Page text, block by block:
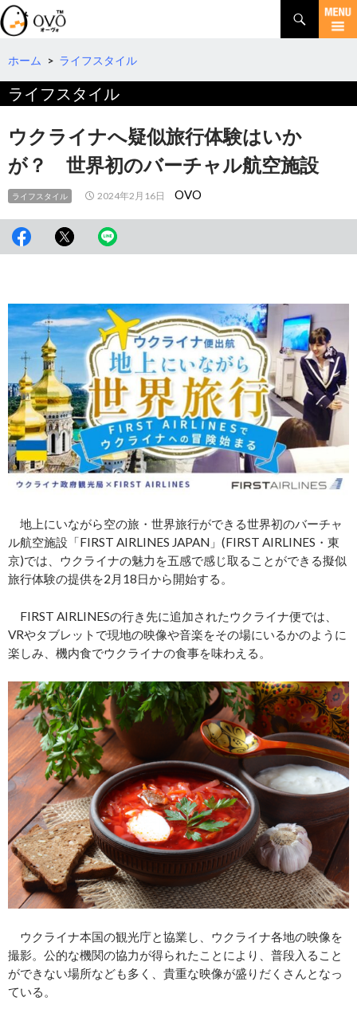
検
索
コ
テ
ツ
へ
ホーム > ライフスタイル
ライフスタイル
ウクライナへ疑似旅行体験はいか
が？ 世界初のバーチャル航空施設
ライフスタイル 2024年2月16日 OVO
地上にいながら空の旅・世界旅行ができる世界初のバーチャ
ル航空施設「FIRST AIRLINES JAPAN」(FIRST AIRLINES・東
京)では、ウクライナの魅力を五感で感じ取ることができる擬似
旅行体験の提供を2月18日から開始する。
FIRST AIRLINESの行き先に追加されたウクライナ便では、
VRやタブレットで現地の映像や音楽をその場にいるかのように
楽しみ、機内食でウクライナの食事を味わえる。
ウクライナ本国の観光庁と協業し、ウクライナ各地の映像を
撮影。公的な機関の協力が得られたことにより、普段入ること
ができない場所なども多く、貴重な映像が盛りだくさんとなっ
ている。